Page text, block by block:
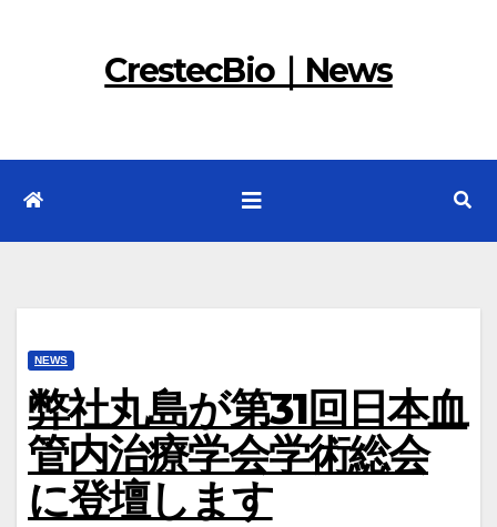
キ
CrestecBio｜News
NEWS
弊社丸島が第31回日本血
管内治療学会学術総会
に登壇します